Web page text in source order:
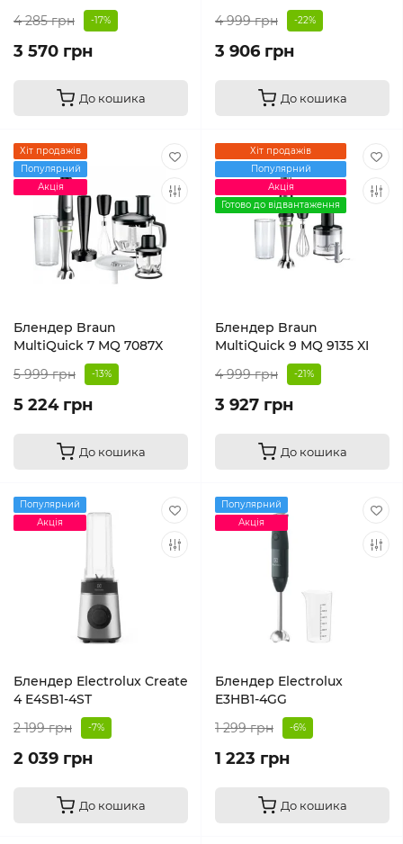
4 285 грн
-17%
3 570 грн
До кошика
4 999 грн
-22%
3 906 грн
До кошика
Хіт продажів
Популярний
Акція
Блендер Braun
MultiQuick 7 MQ 7087X
5 999 грн
-13%
5 224 грн
До кошика
Хіт продажів
Популярний
Акція
Готово до відвантаження
Блендер Braun
MultiQuick 9 MQ 9135 XI
4 999 грн
-21%
3 927 грн
До кошика
Популярний
Акція
Блендер Electrolux Create
4 E4SB1-4ST
2 199 грн
-7%
2 039 грн
До кошика
Популярний
Акція
Блендер Electrolux
E3HB1-4GG
1 299 грн
-6%
1 223 грн
До кошика